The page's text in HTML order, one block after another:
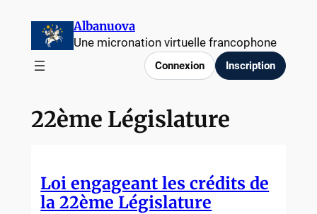
contenu
Albanuova
Une micronation virtuelle francophone
Connexion Inscription
22ème Législature
Loi engageant les crédits de
la 22ème Législature